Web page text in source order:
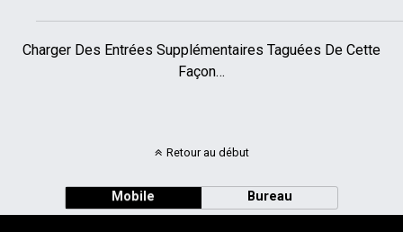
Charger Des Entrées Supplémentaires Taguées De Cette
Façon…
Retour au début
Mobile Bureau